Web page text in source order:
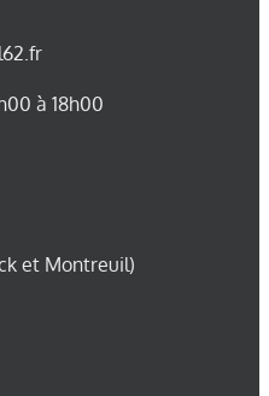
à 18h00
et Montreuil)